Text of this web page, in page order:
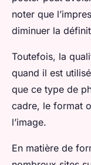
noter que
diminuer la
Toutefois, la
quand il est
que ce type de
cadre, le format
l’image.
En matière de